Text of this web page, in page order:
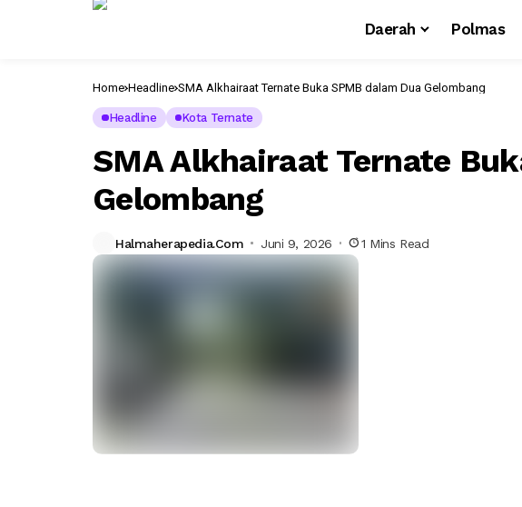
Daerah Polmas
Home Headline SMA Alkhairaat Ternate Buka SPMB dalam Dua Gelombang
Headline Kota Ternate
SMA Alkhairaat Ternate
Gelombang
Halmaherapedia.com Juni 9, 2026 1 Mins Read